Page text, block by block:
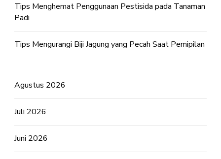
Tips Menghemat Penggunaan Pestisida pada Tanaman
Padi
Tips Mengurangi Biji Jagung yang Pecah Saat Pemipilan
Agustus 2026
Juli 2026
Juni 2026